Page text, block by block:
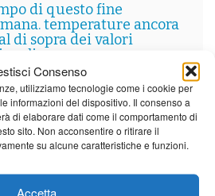
Consenso
utilizziamo tecnologie come i cookie per
informazioni del dispositivo. Il consenso a
di elaborare dati come il comportamento di
sito. Non acconsentire o ritirare il
su alcune caratteristiche e funzioni.
Accetta
di questo fine
temperature ancora
di sopra dei valori
Domenica Lunedì Martedì